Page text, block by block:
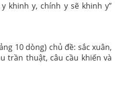
khinh y, chính y sẽ khinh y”
10 dòng) chủ đề: sắc xuân,
trần thuật, câu cầu khiến và